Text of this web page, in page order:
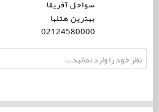
سواحل آفریقا
بهترین هتلها
02124580000